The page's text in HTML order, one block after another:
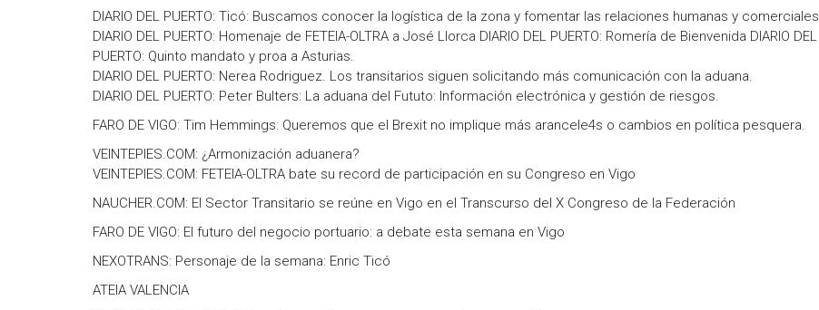
DIARIO DEL PUERTO: Ticó: Buscamos conocer la logística de la zona y fomentar las relaciones humanas y comerciales
DIARIO DEL PUERTO: Homenaje de FETEIA-OLTRA a José Llorca DIARIO DEL PUERTO: Romería de Bienvenida DIARIO DEL
PUERTO: Quinto mandato y proa a Asturias.
DIARIO DEL PUERTO: Nerea Rodriguez. Los transitarios siguen solicitando más comunicación con la aduana.
DIARIO DEL PUERTO: Peter Bulters: La aduana del Fututo: Información electrónica y gestión de riesgos.
FARO DE VIGO: Tim Hemmings: Queremos que el Brexit no implique más arancele4s o cambios en política pesquera.
VEINTEPIES.COM: ¿Armonización aduanera?
VEINTEPIES.COM: FETEIA-OLTRA bate su record de participación en su Congreso en Vigo
NAUCHER.COM: El Sector Transitario se reúne en Vigo en el Transcurso del X Congreso de la Federación
FARO DE VIGO: El futuro del negocio portuario: a debate esta semana en Vigo
NEXOTRANS: Personaje de la semana: Enric Ticó
ATEIA VALENCIA